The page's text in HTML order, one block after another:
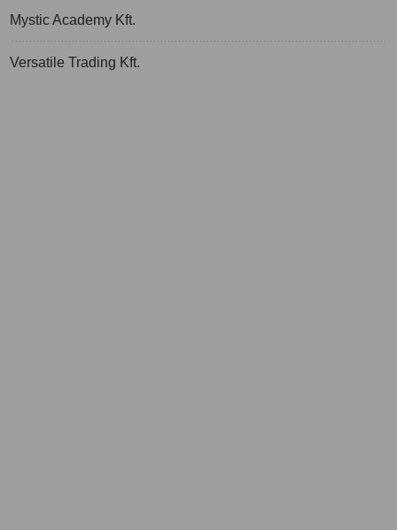
Mystic Academy Kft.
Versatile Trading Kft.